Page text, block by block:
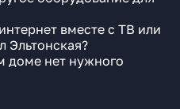
вместе с ТВ или
Эльтонская?
доме нет нужного